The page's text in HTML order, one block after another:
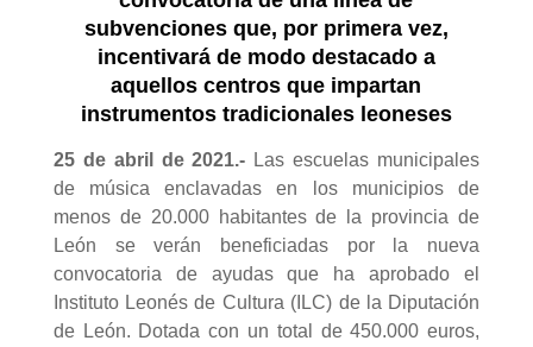
subvenciones que, por primera vez,
incentivará de modo destacado a
aquellos centros que impartan
instrumentos tradicionales leoneses
25 de abril de 2021.- Las escuelas municipales
de música enclavadas en los municipios de
menos de 20.000 habitantes de la provincia de
León se verán beneficiadas por la nueva
convocatoria de ayudas que ha aprobado el
Instituto Leonés de Cultura (ILC) de la Diputación
de León. Dotada con un total de 450.000 euros,